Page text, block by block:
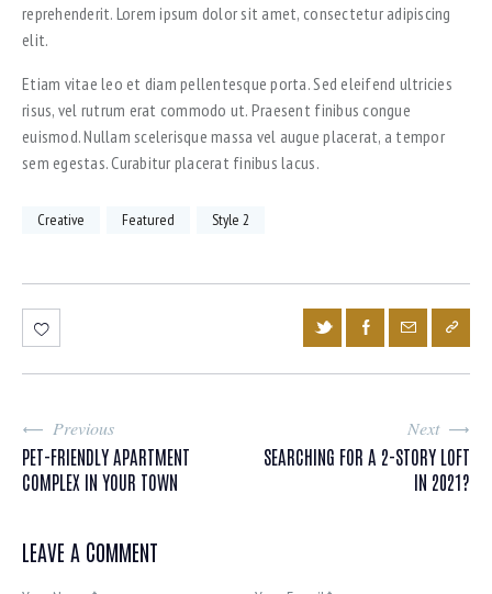
reprehenderit. Lorem ipsum dolor sit amet, consectetur adipiscing
elit.
Etiam vitae leo et diam pellentesque porta. Sed eleifend ultricies
risus, vel rutrum erat commodo ut. Praesent finibus congue
euismod. Nullam scelerisque massa vel augue placerat, a tempor
sem egestas. Curabitur placerat finibus lacus.
Creative Featured Style 2
Previous
PET-FRIENDLY APARTMENT
COMPLEX IN YOUR TOWN
Next
SEARCHING FOR A 2-STORY LOFT
IN 2021?
LEAVE A COMMENT